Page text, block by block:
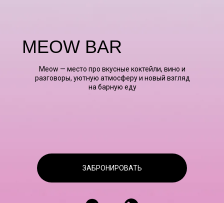
MEOW BAR
ЗАБРОНИРОВАТЬ
Meow — место про вкусные коктейли, вино и
разговоры, уютную атмосферу и новый взгляд
на барную еду